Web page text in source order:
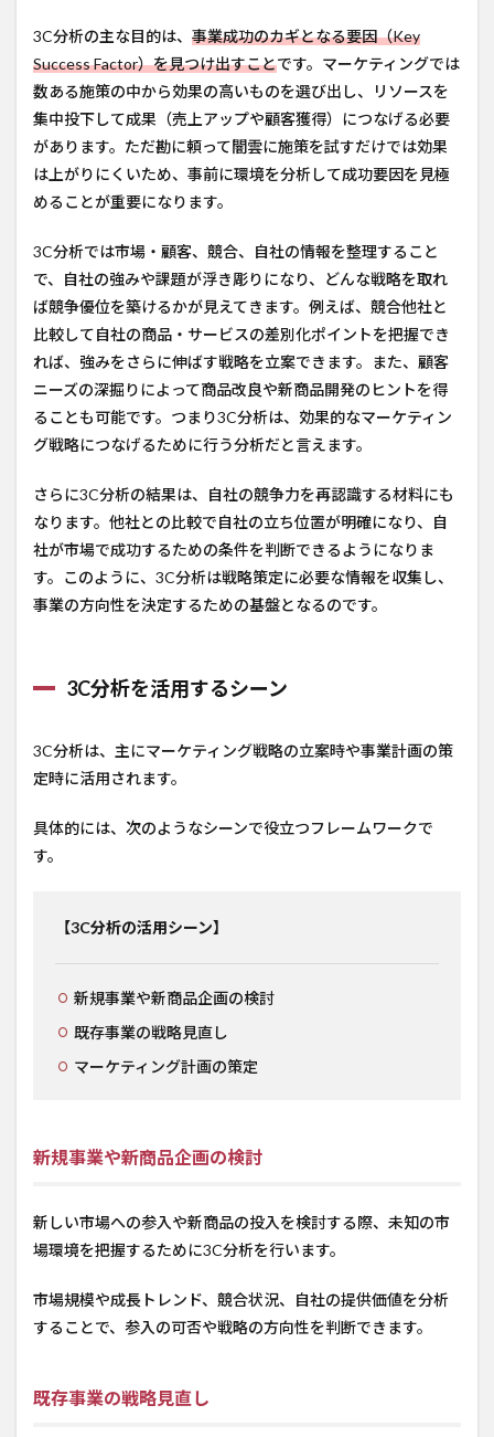
3C分析の主な目的は、 事業成功のカギとなる要因（Key
Success Factor）を見つけ出すことです。マーケティングでは
数ある施策の中から効果の高いものを選び出し、リソースを
集中投下して成果（売上アップや顧客獲得）につなげる必要
があります。ただ勘に頼って闇雲に施策を試すだけでは効果
は上がりにくいため、事前に環境を分析して成功要因を見極
めることが重要になります。
3C分析では市場・顧客、競合、自社の情報を整理すること
で、自社の強みや課題が浮き彫りになり、どんな戦略を取れ
ば競争優位を築けるかが見えてきます。例えば、競合他社と
比較して自社の商品・サービスの差別化ポイントを把握でき
れば、強みをさらに伸ばす戦略を立案できます。また、顧客
ニーズの深掘りによって商品改良や新商品開発のヒントを得
ることも可能です。つまり3C分析は、効果的なマーケティン
グ戦略につなげるために行う分析だと言えます。
さらに3C分析の結果は、自社の競争力を再認識する材料にも
なります。他社との比較で自社の立ち位置が明確になり、自
社が市場で成功するための条件を判断できるようになりま
す。このように、3C分析は戦略策定に必要な情報を収集し、
事業の方向性を決定するための基盤となるのです。
3C分析を活用するシーン
3C分析は、主にマーケティング戦略の立案時や事業計画の策
定時に活用されます。
具体的には、次のようなシーンで役立つフレームワークで
す。
【3C分析の活用シーン】
新規事業や新商品企画の検討
既存事業の戦略見直し
マーケティング計画の策定
新規事業や新商品企画の検討
新しい市場への参入や新商品の投入を検討する際、未知の市
場環境を把握するために3C分析を行います。
市場規模や成長トレンド、競合状況、自社の提供価値を分析
することで、参入の可否や戦略の方向性を判断できます。
既存事業の戦略見直し